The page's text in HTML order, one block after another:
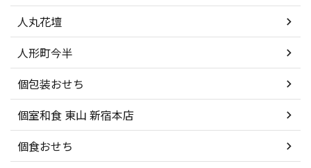
人丸花壇
人形町今半
個包装おせち
個室和食 東山 新宿本店
個食おせち